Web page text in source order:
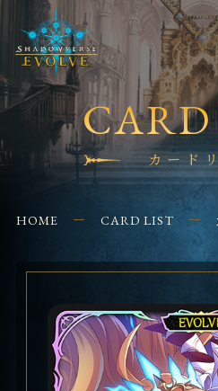
Q&A
EVENT SHOPS
CONTACT
カード
HOME CARD LIST